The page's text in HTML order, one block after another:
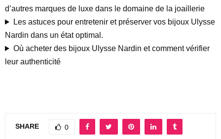
d’autres marques de luxe dans le domaine de la joaillerie
Les astuces pour entretenir et préserver vos bijoux Ulysse
Nardin dans un état optimal.
Où acheter des bijoux Ulysse Nardin et comment vérifier
leur authenticité
SHARE 0